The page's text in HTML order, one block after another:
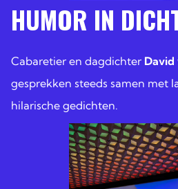
HUMOR IN
Cabaretier en dagdichter David
gesprekken steeds samen met
hilarische gedichten.